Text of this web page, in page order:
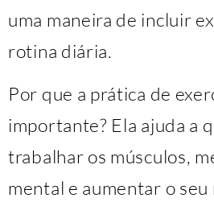
uma maneira de incluir
rotina diária.
Por que a prática de
importante? Ela ajuda a
trabalhar os músculos,
mental e aumentar o